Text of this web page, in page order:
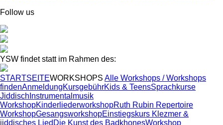
Follow us
YSW findet statt im Rahmen des:
STARTSEITEWORKSHOPS Alle Workshops / Workshops
findenAnmeldungKursgebührKids & TeensSprachkurse
Jiddisch Instrumentalmusik
WorkshopKinderliederworkshopRuth Rubin Repertoire
WorkshopGesangsworkshopEinstiegskurs Klezmer &
jiddisches Lied Die Kunst des BadkhonesWorkshop